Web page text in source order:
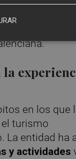
gama de
a una
la
en los que
el turismo
La entidad ha
y actividades